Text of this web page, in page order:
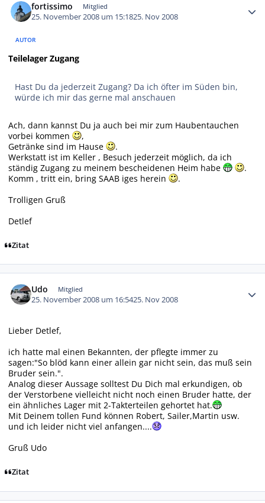
fortissimo Mitglied
25. November 2008 um 15:1825. Nov 2008
AUTOR
Teilelager Zugang
Hast Du da jederzeit Zugang? Da ich öfter im Süden bin,
würde ich mir das gerne mal anschauen
Ach, dann kannst Du ja auch bei mir zum Haubentauchen
vorbei kommen
,
Getränke sind im Hause
.
Werkstatt ist im Keller , Besuch jederzeit möglich, da ich
ständig Zugang zu meinem bescheidenen Heim habe
.
Komm , tritt ein, bring SAAB iges herein
.
Trolligen Gruß
Detlef
Zitat
Udo Mitglied
25. November 2008 um 16:5425. Nov 2008
Lieber Detlef,
ich hatte mal einen Bekannten, der pflegte immer zu
sagen:"So blöd kann einer allein gar nicht sein, das muß sein
Bruder sein.".
Analog dieser Aussage solltest Du Dich mal erkundigen, ob
der Verstorbene vielleicht nicht noch einen Bruder hatte, der
ein ähnliches Lager mit 2-Takterteilen gehortet hat.
Mit Deinem tollen Fund können Robert, Sailer,Martin usw.
und ich leider nicht viel anfangen....
Gruß Udo
Zitat